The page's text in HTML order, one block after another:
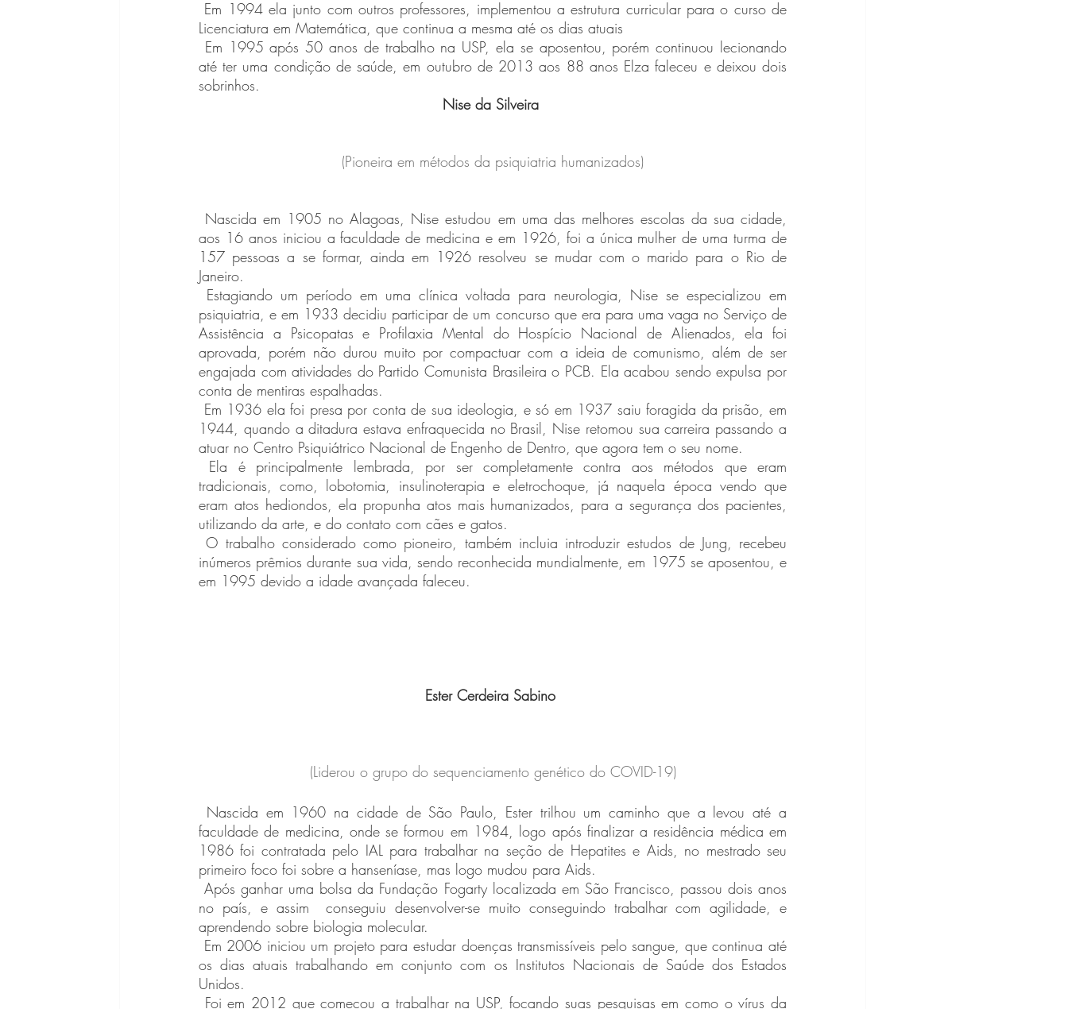
Licenciatura em Matemática, que continua a mesma até os dias atuais
até ter uma condição de saúde, em outubro de 2013 aos 88 anos Elza faleceu e deixou dois
sobrinhos.
Nise da Silveira
(Pioneira em métodos da psiquiatria humanizados)
aos 16 anos iniciou a faculdade de medicina e em 1926, foi a única mulher de uma turma de
157 pessoas a se formar, ainda em 1926 resolveu se mudar com o marido para o Rio de
Janeiro.
psiquiatria, e em 1933 decidiu participar de um concurso que era para uma vaga no Serviço de
Assistência a Psicopatas e Profilaxia Mental do Hospício Nacional de Alienados, ela foi
aprovada, porém não durou muito por compactuar com a ideia de comunismo, além de ser
engajada com atividades do Partido Comunista Brasileira o PCB. Ela acabou sendo expulsa por
conta de mentiras espalhadas.
1944, quando a ditadura estava enfraquecida no Brasil, Nise retomou sua carreira passando a
atuar no Centro Psiquiátrico Nacional de Engenho de Dentro, que agora tem o seu nome.
tradicionais, como, lobotomia, insulinoterapia e eletrochoque, já naquela época vendo que
eram atos hediondos, ela propunha atos mais humanizados, para a segurança dos pacientes,
utilizando da arte, e do contato com cães e gatos.
O trabalho considerado como pioneiro, também incluia introduzir estudos de Jung, recebeu
inúmeros prêmios durante sua vida, sendo reconhecida mundialmente, em 1975 se aposentou, e
em 1995 devido a idade avançada faleceu.
Ester Cerdeira Sabino
(Liderou o grupo do sequenciamento genético do COVID-19)
faculdade de medicina, onde se formou em 1984, logo após finalizar a residência médica em
1986 foi contratada pelo IAL para trabalhar na seção de Hepatites e Aids, no mestrado seu
primeiro foco foi sobre a hanseníase, mas logo mudou para Aids.
Após ganhar uma bolsa da Fundação Fogarty localizada em São Francisco, passou dois anos
no país, e assim  conseguiu desenvolver-se muito conseguindo trabalhar com agilidade, e
aprendendo sobre biologia molecular.
os dias atuais trabalhando em conjunto com os Institutos Nacionais de Saúde dos Estados
Unidos.